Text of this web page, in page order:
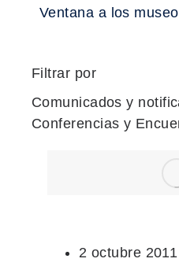
Ventana a los
Filtrar por
Comunicados y
Conferencias y
2 octubre 2011